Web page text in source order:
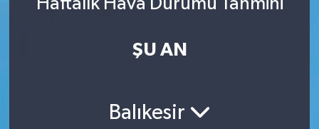
Haftalık Hava Durumu Tahmini
ŞU AN
Balıkesir
Son Dakika Haberleri